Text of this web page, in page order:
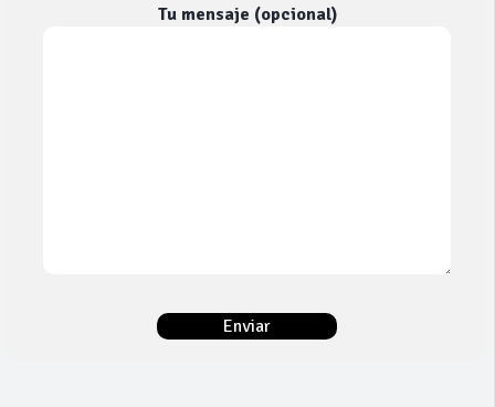
Tu mensaje (opcional)